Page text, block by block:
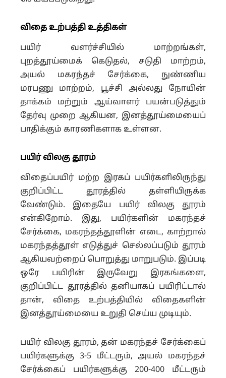
விதை உற்பத்தி உத்திகள்
பயிர் வளர்ச்சியில் மாற்றங்கள்,
புறத்தூய்மைக் கெடுதல், சடுதி மாற்றம்,
அயல் மகரந்தச் சேர்க்கை, நுண்ணிய
மரபணு மாற்றம், பூச்சி அல்லது நோயின்
தாக்கம் மற்றும் ஆய்வாளர் பயன்படுத்தும்
தேர்வு முறை ஆகியன, இனத்தூய்மையைப்
பாதிக்கும் காரணிகளாக உள்ளன.
பயிர் விலகு தூரம்
விதைப்பயிர் மற்ற இரகப் பயிர்களிலிருந்து
குறிப்பிட்ட தூரத்தில் தள்ளியிருக்க
வேண்டும். இதையே பயிர் விலகு தூரம்
என்கிறோம். இது, பயிர்களின் மகரந்தச்
சேர்க்கை, மகரந்தத்தூளின் எடை, காற்றால்
மகரந்தத்தூள் எடுத்துச் செல்லப்படும் தூரம்
ஆகியவற்றைப் பொறுத்து மாறுபடும். இப்படி
ஒரே பயிரின் இருவேறு இரகங்களை,
குறிப்பிட்ட தூரத்தில் தனியாகப் பயிரிட்டால்
தான், விதை உற்பத்தியில் விதைகளின்
இனத்தூய்மையை உறுதி செய்ய முடியும்.
பயிர் விலகு தூரம், தன் மகரந்தச் சேர்க்கைப்
பயிர்களுக்கு 3-5 மீட்டரும், அயல் மகரந்தச்
சேர்க்கைப் பயிர்களுக்கு 200-400 மீட்டரும்